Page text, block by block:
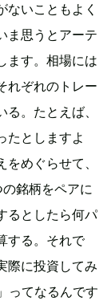
ないこともよく
ま思うとアーテ
ます。相場には
れぞれのトレー
。たとえば、
たとしますよ
めぐらせて、
銘柄をペアに
るとしたら何パ
する。それで
際に投資してみ
ってなるんです